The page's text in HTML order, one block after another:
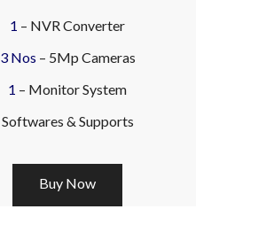
1 – NVR Converter
3 Nos – 5Mp Cameras
1 – Monitor System
Softwares & Supports
Buy Now